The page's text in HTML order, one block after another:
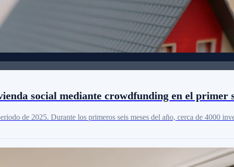
social mediante crowdfunding en el primer
de 2025. Durante los primeros seis meses del año, cerca de 4000